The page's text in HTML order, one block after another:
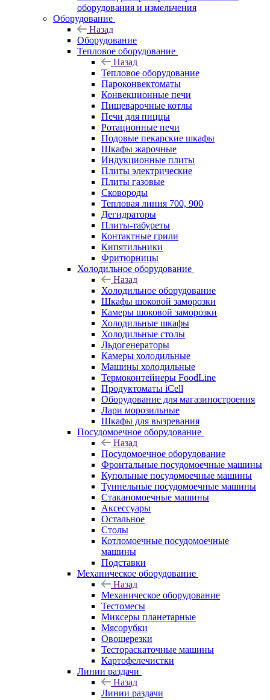
оборудования и измельчения
Оборудование
Назад
Оборудование
Тепловое оборудование
Назад
Тепловое оборудование
Пароконвектоматы
Конвекционные печи
Пищеварочные котлы
Печи для пиццы
Ротационные печи
Подовые пекарские шкафы
Шкафы жарочные
Индукционные плиты
Плиты электрические
Плиты газовые
Сковороды
Тепловая линия 700, 900
Дегидраторы
Плиты-табуреты
Контактные грили
Кипятильники
Фритюрницы
Холодильное оборудование
Назад
Холодильное оборудование
Шкафы шоковой заморозки
Камеры шоковой заморозки
Холодильные шкафы
Холодильные столы
Льдогенераторы
Камеры холодильные
Машины холодильные
Термоконтейнеры FoodLine
Продуктоматы iCell
Оборудование для магазиностроения
Лари морозильные
Шкафы для вызревания
Посудомоечное оборудование
Назад
Посудомоечное оборудование
Фронтальные посудомоечные машины
Купольные посудомоечные машины
Туннельные посудомоечные машины
Стаканомоечные машины
Аксессуары
Остальное
Столы
Котломоечные посудомоечные
машины
Подставки
Механическое оборудование
Назад
Механическое оборудование
Тестомесы
Миксеры планетарные
Мясорубки
Овощерезки
Тестораскаточные машины
Картофелечистки
Линии раздачи
Назад
Линии раздачи